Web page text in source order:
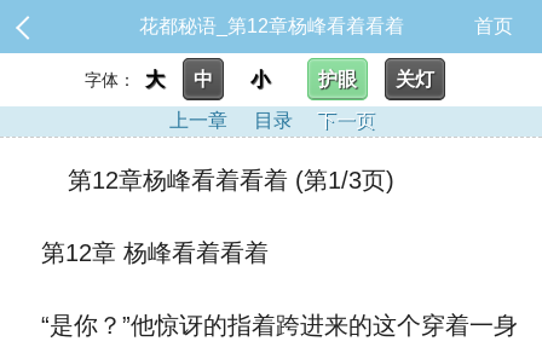
花都秘语_第12章杨峰看着看着 首页
字体： 大 中 小 护眼
关灯
上一章
目录 下一页
第12章杨峰看着看着 (第1/3页)
第12章 杨峰看着看着
“是你？”他惊讶的指着跨进来的这个穿着一⾝